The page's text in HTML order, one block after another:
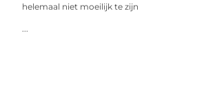
helemaal niet moeilijk te zijn
...